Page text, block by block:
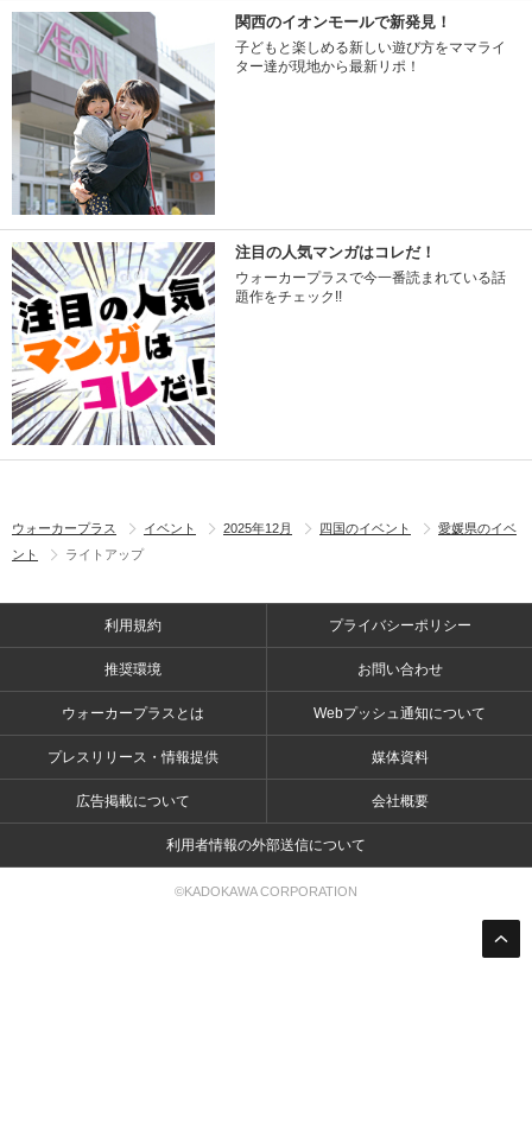
関西のイオンモールで新発見！
子どもと楽しめる新しい遊び方をママライ
ター達が現地から最新リポ！
注目の人気マンガはコレだ！
ウォーカープラスで今一番読まれている話
題作をチェック!!
ウォーカープラス イベント 2025年12月 四国のイベント
愛媛県のイベ
ント
ライトアップ
利用規約 プライバシーポリシー
推奨環境 お問い合わせ
ウォーカープラスとは Webプッシュ通知について
プレスリリース・情報提供 媒体資料
広告掲載について 会社概要
利用者情報の外部送信について
©KADOKAWA CORPORATION